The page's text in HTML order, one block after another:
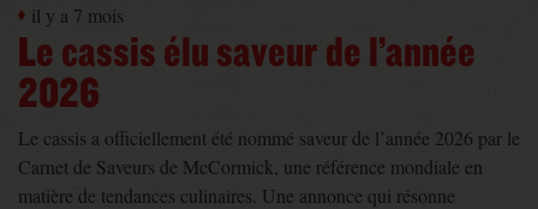
il y a 7 mois
Le cassis élu saveur de l’année
2026
Le cassis a officiellement été nommé saveur de l’année 2026 par le
Carnet de Saveurs de McCormick, une référence mondiale en
matière de tendances culinaires. Une annonce qui résonne